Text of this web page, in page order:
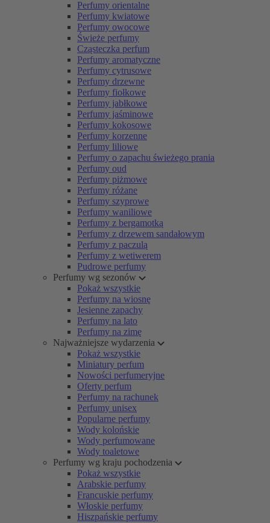
Perfumy orientalne
Perfumy kwiatowe
Perfumy owocowe
Świeże perfumy
Cząsteczka perfum
Perfumy aromatyczne
Perfumy cytrusowe
Perfumy drzewne
Perfumy fiołkowe
Perfumy jabłkowe
Perfumy jaśminowe
Perfumy kokosowe
Perfumy korzenne
Perfumy liliowe
Perfumy o zapachu świeżego prania
Perfumy oud
Perfumy piżmowe
Perfumy różane
Perfumy szyprowe
Perfumy waniliowe
Perfumy z bergamotką
Perfumy z drzewem sandałowym
Perfumy z paczulą
Perfumy z wetiwerem
Pudrowe perfumy
Perfumy wg sezonów
Pokaż wszystkie
Perfumy na wiosnę
Jesienne zapachy
Perfumy na lato
Perfumy na zimę
Najważniejsze wydarzenia
Pokaż wszystkie
Miniatury perfum
Nowości perfumeryjne
Oferty perfum
Perfumy na rachunek
Perfumy unisex
Popularne perfumy
Wody kolońskie
Wody perfumowane
Wody toaletowe
Perfumy wg kraju pochodzenia
Pokaż wszystkie
Arabskie perfumy
Francuskie perfumy
Włoskie perfumy
Hiszpańskie perfumy